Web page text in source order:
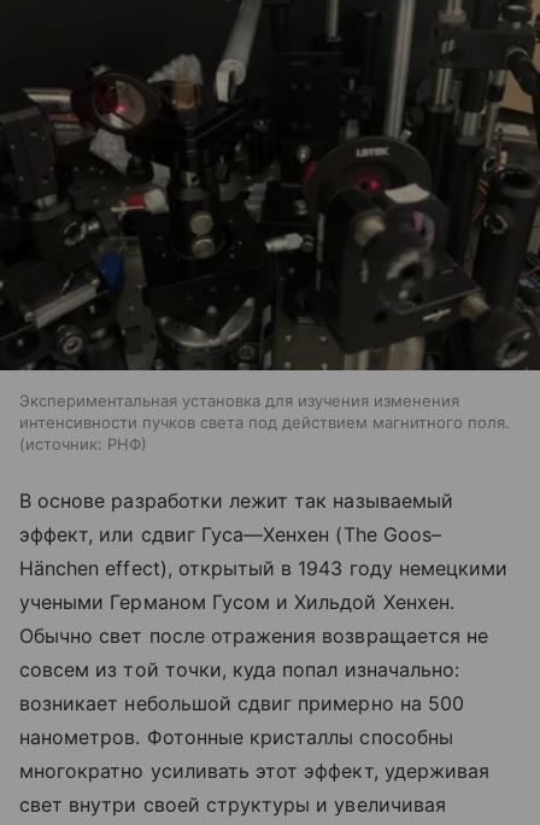
Экспериментальная установка для изучения изменения
интенсивности пучков света под действием магнитного поля.
источник: РНФ
В основе разработки лежит так называемый
эффект, или сдвиг Гуса—Хенхен (The Goos–
Hänchen effect), открытый в 1943 году немецкими
учеными Германом Гусом и Хильдой Хенхен.
Обычно свет после отражения возвращается не
совсем из той точки, куда попал изначально:
возникает небольшой сдвиг примерно на 500
нанометров. Фотонные кристаллы способны
многократно усиливать этот эффект, удерживая
свет внутри своей структуры и увеличивая